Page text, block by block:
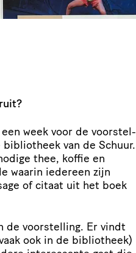
week voor de voor­stel­
van de Schuur.
thee, koffie en
waarin iedereen zijn
of citaat uit het boek
de voor­stel­ling. Er vindt
ook in de bibliotheek)